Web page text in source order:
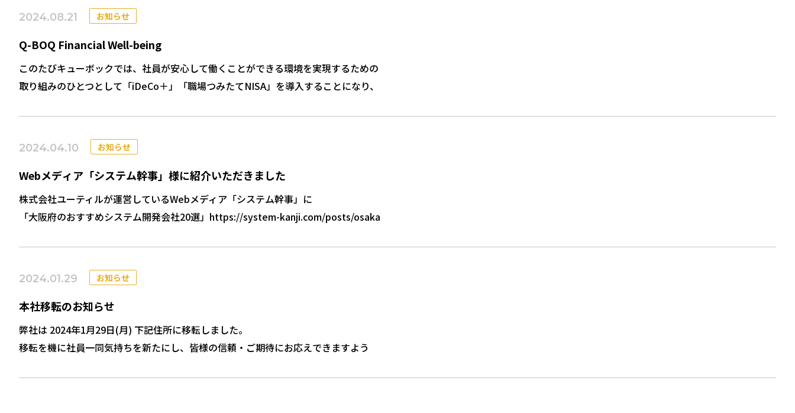
かわりにそれぞれのスマホには、自然な笑顔の写真がたくさん残っていました。 実は阪神も勝ってました！ この日は阪神タイガースが大量得点で大勝利！
「阪神甲子園球場のライトスタンド年間指定席」
を契約しており、社員の皆さんに楽しんでいただいています。 社長の還暦祝いに阪神の勝利が重なり、上機嫌の1日となりました！ おわりに｜特別だけど、特別すぎない 今回の
還暦祝いは、気持ちよく働ける環境の延長線上にある
特別だけど、特別すぎない、ちょうどいいお祝いのかたちでした。
動画配信やアプリ内課金、ストアリリースまで対応可能です。 社内には「技術の話が好きな人」「着実に進めるのが得意な人」などいろんなタイプがいますが、
共通しているのは「気持ちよく、誠実に仕事したい」というスタンス。
い。 ◯ チームで開発するのが好きな方
◯ 受託開発に興味がある、または経験がある方
◯ ユーザーやクライアントの「こうしたい」に寄り添える方
連絡ください。
を、いいやり方で」つくりたい人たちが集まる場所です。
ちょっと不器用でもOK、おもしろがって一緒に考えてくれる人、ぜひご一緒したいです。 そんな仲間に出会えることを、楽しみにしています！
2024.08.21 お知らせ
Q-BOQ Financial Well-being
このたびキューボックでは、社員が安心して働くことができる環境を実現するための
取り組みのひとつとして「iDeCo＋」「職場つみたてNISA」を導入することになり、
という広い概念を指す言葉のようです。 ウェルビーイングを構成する５つの要素のひとつに
"Financial Well-being"（ファイナンシャル・ウェルビーイング） があります。 経済的な観点から「自らの経済状況を管理し、必要な選択をすることによって
現在および将来にわたって、経済的な観点から一人ひとりが多様な幸せを実現し
安心感を得られている状態」（金融庁）と定義されています。 キューボックでは、社員・その家族全員が将来のお金に関する不安を取り除き、
「経済的」に安心・安定した将来を過ごしていけるような会社を目指していきます。
2024.04.10 お知らせ
Webメディア「システム幹事」様に紹介いただきました
株式会社ユーティルが運営しているWebメディア「システム幹事」に
「大阪府のおすすめシステム開発会社20選」https://system-kanji.com/posts/osaka
2024.01.29 お知らせ
本社移転のお知らせ
弊社は 2024年1月29日(月) 下記住所に移転しました。
移転を機に社員一同気持ちを新たにし、皆様の信頼・ご期待にお応えできますよう
今後とも倍旧のご支援、ご愛顧を賜りますようよろしくお願い申し上げます。 【住所】 〒541-0041 大阪市中央区北浜2-1-26 北浜松岡ビル 8F